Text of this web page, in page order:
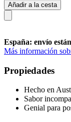
Añadir a la cesta
España: envío
Más información
Propiedades
Hecho en
Sabor
Genial para